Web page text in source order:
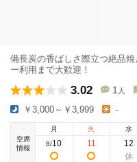
備長炭の香ばしさ際立つ絶品
ー利用まで大歓迎！
3.02 1 人
￥3,000～￥3,999 -
空席
情報
月
8/10
火
11
水
12